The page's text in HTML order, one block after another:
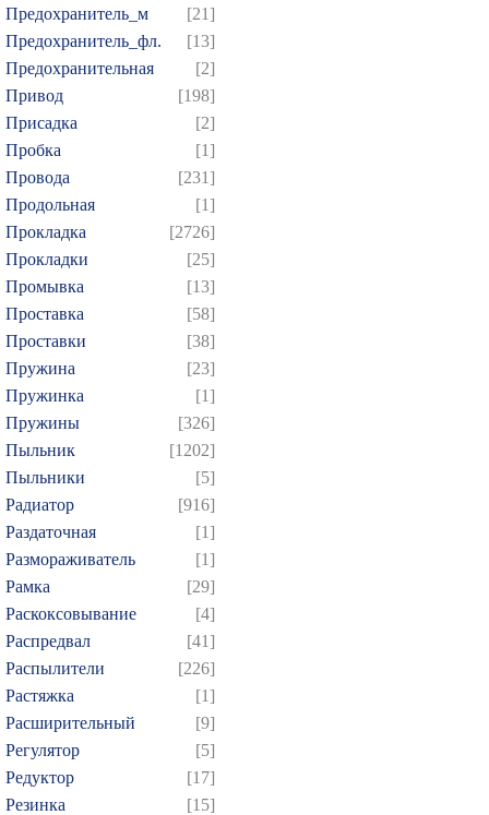
Предохранитель_м
[21]
Предохранитель_фл.
[13]
Предохранительная
[2]
Привод
[198]
Присадка
[2]
Пробка
[1]
Провода
[231]
Продольная
[1]
Прокладка
[2726]
Прокладки
[25]
Промывка
[13]
Проставка
[58]
Проставки
[38]
Пружина
[23]
Пружинка
[1]
Пружины
[326]
Пыльник
[1202]
Пыльники
[5]
Радиатор
[916]
Раздаточная
[1]
Размораживатель
[1]
Рамка
[29]
Раскоксовывание
[4]
Распредвал
[41]
Распылители
[226]
Растяжка
[1]
Расширительный
[9]
Регулятор
[5]
Редуктор
[17]
Резинка
[15]